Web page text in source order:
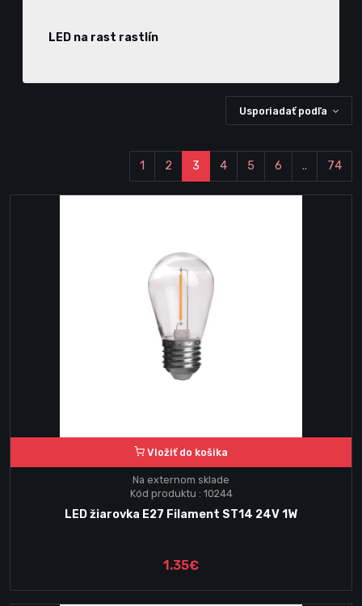
LED na rast rastlín
Usporiadať podľa
1 2 3 4 5 6 .. 74
Vložiť do košika
Na externom sklade
Kód produktu : 10244
LED žiarovka E27 Filament ST14 24V 1W
1.35€